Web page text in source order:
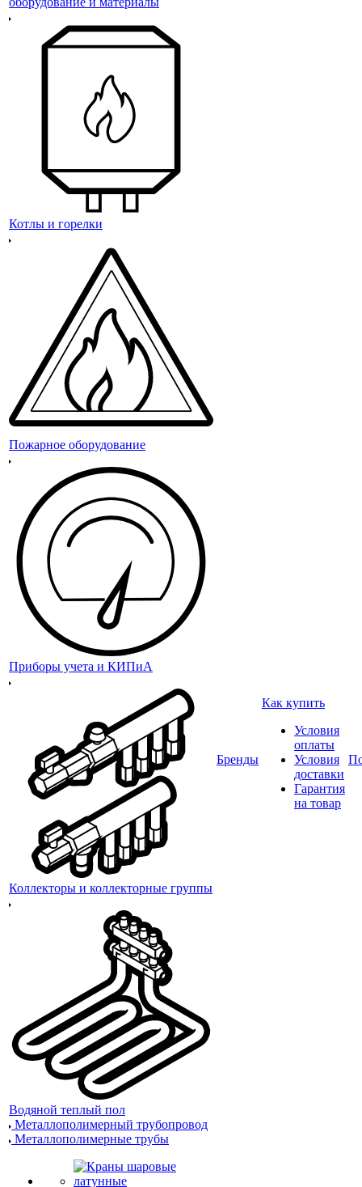
Котлы и горелки
Пожарное оборудование
Приборы учета и КИПиА
Коллекторы и коллекторные группы
Водяной теплый пол
Металлополимерный трубопровод
Металлополимерные трубы
Бренды
Как купить
Условия
оплаты
Условия
доставки
Гарантия
на товар